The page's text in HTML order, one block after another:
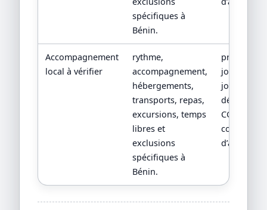
spécifiques à
Bénin.
Accompagnement
local à vérifier
rythme,
accompagnement,
hébergements,
transports, repas,
excursions, temps
libres et
exclusions
spécifiques à
Bénin.
jour par
jour, devis
détaillé,
CGV/CPV et
conditions